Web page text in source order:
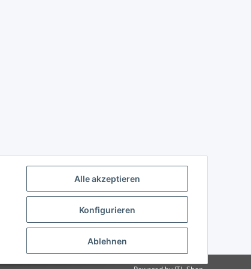
Alle akzeptieren
Konfigurieren
Ablehnen